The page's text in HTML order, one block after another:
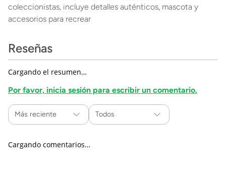
coleccionistas, incluye detalles auténticos, mascota y
accesorios para recrear
Reseñas
Cargando el resumen…
Por favor, inicia sesión para escribir un comentario.
Más reciente Todos
Cargando comentarios…